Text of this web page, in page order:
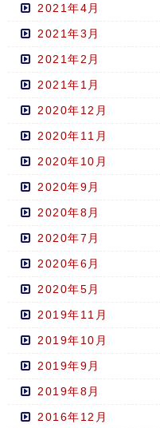
2021年4月
2021年3月
2021年2月
2021年1月
2020年12月
2020年11月
2020年10月
2020年9月
2020年8月
2020年7月
2020年6月
2020年5月
2019年11月
2019年10月
2019年9月
2019年8月
2016年12月